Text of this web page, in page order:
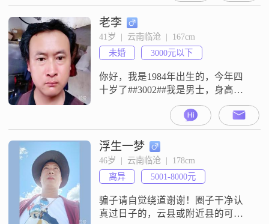
择临沧市，请认真阅读我的资料，
无半点虚假，无不良嗜好，退休金
4600元住公租房，
老李
41岁  |  云南临沧  |  167cm
未婚
3000元以下
你好，我是1984年出生的，今年四
十岁了##3002##我是男士，身高是
一百六十七厘米##3002##目前我的
月收入在三千元以下，学历是高中
及以下##3002##我现在的工作地点
在临沧##3002##我这人平时比较成
熟稳重，性格真诚可靠##3002##我
觉得家庭挺重要的，生活里比较看
重相互尊重##3002##我平时喜欢
浮生一梦
46岁  |  云南临沧  |  178cm
离异
5001-8000元
骗子请自觉绕道谢谢！圈子干净认
真过日子的，云县或附近县的可以